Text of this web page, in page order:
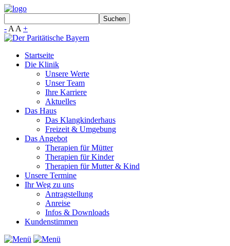
- A A +
Startseite
Die Klinik
Unsere Werte
Unser Team
Ihre Karriere
Aktuelles
Das Haus
Das Klangkinderhaus
Freizeit & Umgebung
Das Angebot
Therapien für Mütter
Therapien für Kinder
Therapien für Mutter & Kind
Unsere Termine
Ihr Weg zu uns
Antragstellung
Anreise
Infos & Downloads
Kundenstimmen